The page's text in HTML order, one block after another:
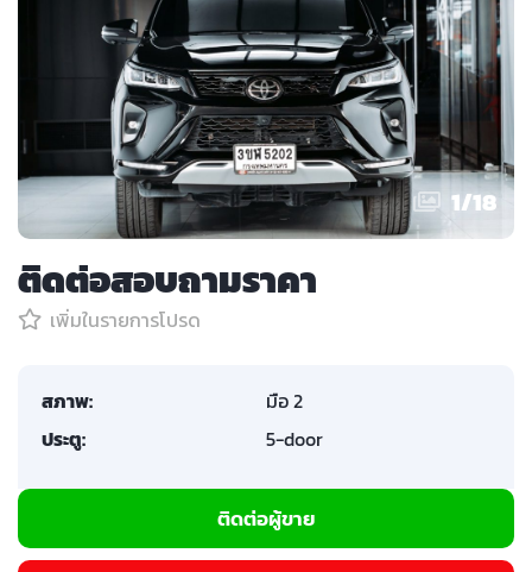
1/18
ติดต่อสอบถามราคา
เพิ่มในรายการโปรด
สภาพ:
มือ 2
ประตู:
5-door
ติดต่อผู้ขาย